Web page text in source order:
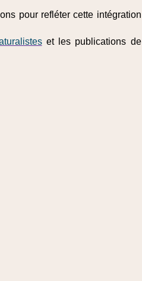
pour refléter cette intégration
et les publications de